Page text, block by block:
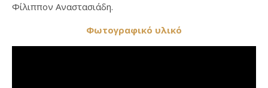
Φίλιππον Αναστασιάδη.
Φωτογραφικό υλικό